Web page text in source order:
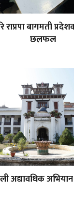
बागमती
छलफल
अद्यावधिक अभियान